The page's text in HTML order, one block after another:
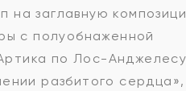
заглавную
с полуобнаженной
по Лос-
разбитого